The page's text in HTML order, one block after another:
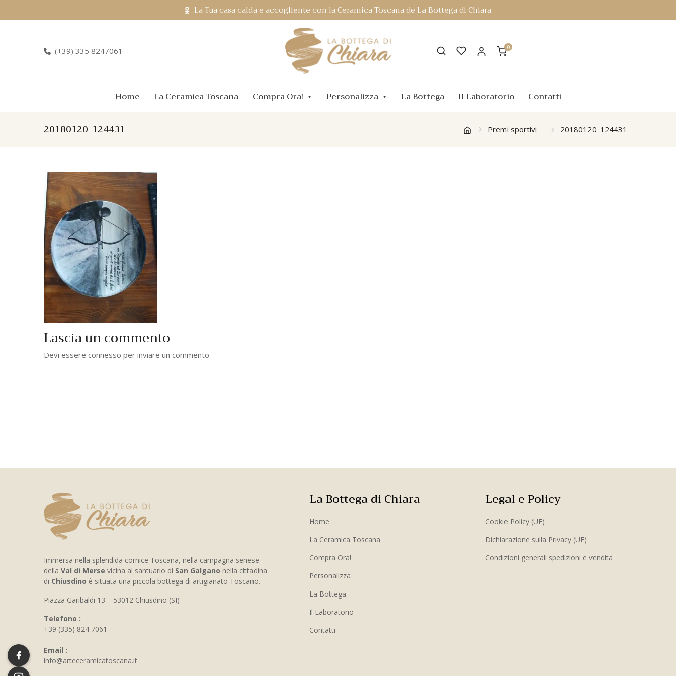
La Tua casa calda e accogliente con la Ceramica Toscana de La Bottega di Chiara
(+39) 335 8247061 0
Home La Ceramica Toscana Compra Ora! Personalizza La Bottega Il Laboratorio Contatti
20180120_124431 Premi sportivi 20180120_124431
Lascia un commento
Devi essere connesso per inviare un commento.
Immersa nella splendida cornice Toscana, nella campagna senese
della Val di Merse vicina al santuario di San Galgano nella cittadina
di Chiusdino è situata una piccola bottega di artigianato Toscano.
Piazza Garibaldi 13 – 53012 Chiusdino (SI)
Telefono :
+39 (335) 824 7061
Email :
info@arteceramicatoscana.it
La Bottega di Chiara
Home
La Ceramica Toscana
Compra Ora!
Personalizza
La Bottega
Il Laboratorio
Contatti
Legal e Policy
Cookie Policy (UE)
Dichiarazione sulla Privacy (UE)
Condizioni generali spedizioni e vendita